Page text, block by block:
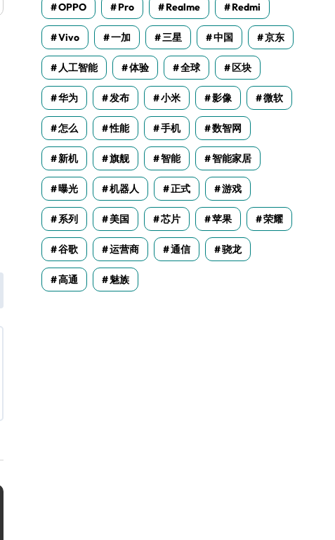
OPPO Pro Realme Redmi
Vivo 一加 三星 中国 京东
人工智能 体验 全球 区块
华为 发布 小米 影像 微软
怎么 性能 手机 数智网
新机 旗舰 智能 智能家居
曝光 机器人 正式 游戏
系列 美国 芯片 苹果 荣耀
谷歌 运营商 通信 骁龙
高通 魅族